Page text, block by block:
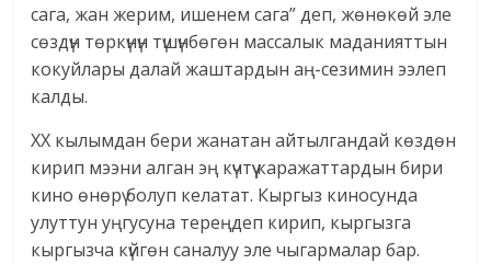
сага, жан жерим, ишенем сага” деп, жөнөкөй эле
сөздүн төркүнүн түшүнбөгөн массалык маданияттын
кокуйлары далай жаштардын аң-сезимин ээлеп
калды.
ХХ кылымдан бери жанатан айтылгандай көздөн
кирип мээни алган эң күчтүү каражаттардын бири
кино өнөрү болуп келатат. Кыргыз киносунда
улуттун уңгусуна тереңдеп кирип, кыргызга
кыргызча күйгөн саналуу эле чыгармалар бар.